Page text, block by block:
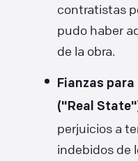
contratistas
pudo haber
de la obra.
Fianzas
("Real
perjuicios a
indebidos de